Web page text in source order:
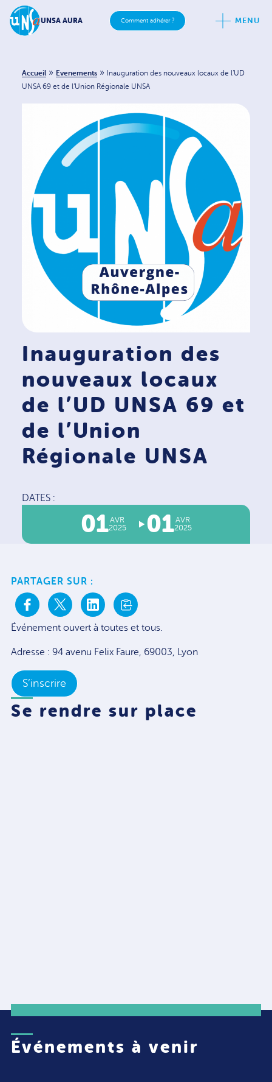
UNSA AURA MENU
Comment adhérer ?
Accueil » Evenements »
Inauguration des nouveaux locaux de l’UD
UNSA 69 et de l’Union Régionale UNSA
Inauguration des
nouveaux locaux
de l’UD UNSA 69 et
de l’Union
Régionale UNSA
DATES :
01AVR
2025
01AVR
2025
PARTAGER SUR :
Événement ouvert à toutes et tous.
Adresse : 94 avenu Felix Faure, 69003, Lyon
S’inscrire
Se rendre sur place
Événements à venir